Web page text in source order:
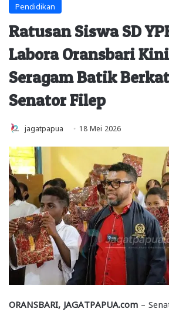
Pendidikan
Ratusan Siswa SD
Labora Oransbari
Seragam Batik
Senator Filep
jagatpapua 18 Mei 2026
ORANSBARI, JAGATPAPUA.com –